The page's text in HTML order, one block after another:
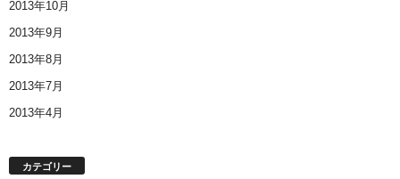
2013年10月
2013年9月
2013年8月
2013年7月
2013年4月
カテゴリー